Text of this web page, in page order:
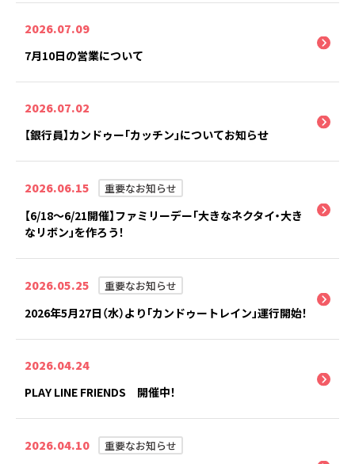
2026.07.09
7月10日の営業について
2026.07.02
【銀行員】カンドゥー「カッチン」についてお知らせ
2026.06.15 重要なお知らせ
【6/18～6/21開催】ファミリーデー「大きなネクタイ・大き
なリボン」を作ろう！
2026.05.25 重要なお知らせ
2026年5月27日（水）より「カンドゥートレイン」運行開始！
2026.04.24
PLAY LINE FRIENDS 開催中！
2026.04.10 重要なお知らせ